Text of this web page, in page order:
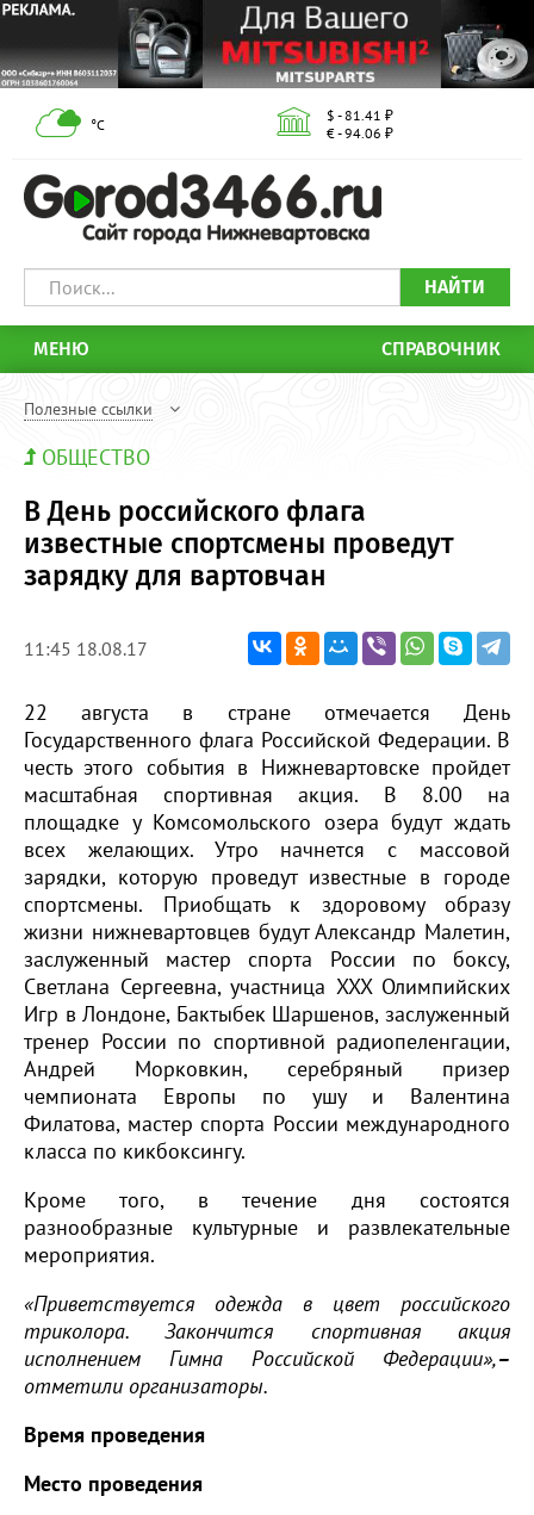
°С
$ - 81.41 ₽
€ - 94.06 ₽
НАЙТИ
МЕНЮ СПРАВОЧНИК
Полезные ссылки
ОБЩЕСТВО
В День российского флага
известные спортсмены проведут
зарядку для вартовчан
11:45 18.08.17
22 августа в стране отмечается День
Государственного флага Российской Федерации. В
честь этого события в Нижневартовске пройдет
масштабная спортивная акция. В 8.00 на
площадке у Комсомольского озера будут ждать
всех желающих. Утро начнется с массовой
зарядки, которую проведут известные в городе
спортсмены. Приобщать к здоровому образу
жизни нижневартовцев будут Александр Малетин,
заслуженный мастер спорта России по боксу,
Светлана Сергеевна, участница XXX Олимпийских
Игр в Лондоне, Бактыбек Шаршенов, заслуженный
тренер России по спортивной радиопеленгации,
Андрей Морковкин, серебряный призер
чемпионата Европы по ушу и Валентина
Филатова, мастер спорта России международного
класса по кикбоксингу.
Кроме того, в течение дня состоятся
разнообразные культурные и развлекательные
мероприятия.
«Приветствуется одежда в цвет российского
триколора. Закончится спортивная акция
исполнением Гимна Российской Федерации»,–
отметили организаторы.
Время проведения
Место проведения